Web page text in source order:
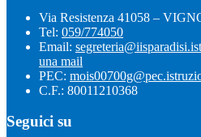
Via Resistenza 41058 –
Tel: 059/774050
Email:
una mail
PEC:
C.F.: 80011210368
Seguici su